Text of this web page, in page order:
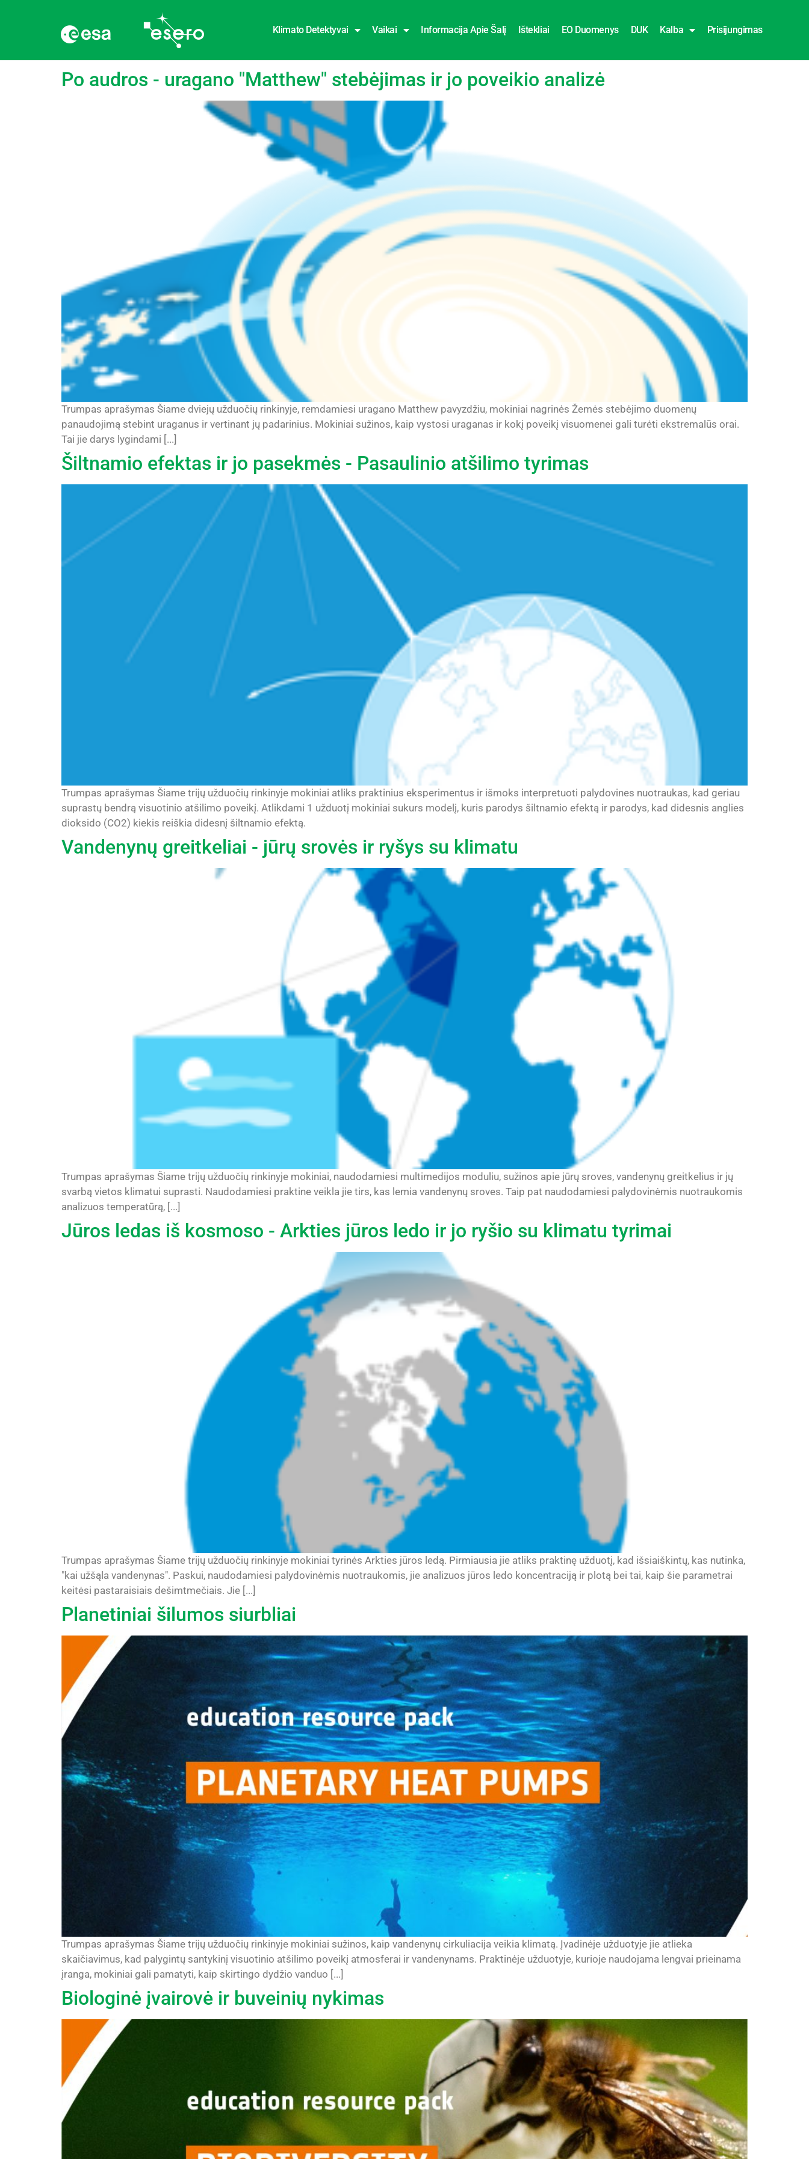
Klimato Detektyvai Vaikai Informacija Apie Šalį Ištekliai EO Duomenys DUK Kalba Prisijungimas
language:Anglų kalba
Po audros - uragano "Matthew" stebėjimas ir jo poveikio analizė
Trumpas aprašymas Šiame dviejų užduočių rinkinyje, remdamiesi uragano Matthew pavyzdžiu, mokiniai nagrinės Žemės stebėjimo duomenų
panaudojimą stebint uraganus ir vertinant jų padarinius. Mokiniai sužinos, kaip vystosi uraganas ir kokį poveikį visuomenei gali turėti ekstremalūs orai.
Tai jie darys lygindami [...]
Šiltnamio efektas ir jo pasekmės - Pasaulinio atšilimo tyrimas
Trumpas aprašymas Šiame trijų užduočių rinkinyje mokiniai atliks praktinius eksperimentus ir išmoks interpretuoti palydovines nuotraukas, kad geriau
suprastų bendrą visuotinio atšilimo poveikį. Atlikdami 1 užduotį mokiniai sukurs modelį, kuris parodys šiltnamio efektą ir parodys, kad didesnis anglies
dioksido (CO2) kiekis reiškia didesnį šiltnamio efektą.
Vandenynų greitkeliai - jūrų srovės ir ryšys su klimatu
Trumpas aprašymas Šiame trijų užduočių rinkinyje mokiniai, naudodamiesi multimedijos moduliu, sužinos apie jūrų sroves, vandenynų greitkelius ir jų
svarbą vietos klimatui suprasti. Naudodamiesi praktine veikla jie tirs, kas lemia vandenynų sroves. Taip pat naudodamiesi palydovinėmis nuotraukomis
analizuos temperatūrą, [...]
Jūros ledas iš kosmoso - Arkties jūros ledo ir jo ryšio su klimatu tyrimai
Trumpas aprašymas Šiame trijų užduočių rinkinyje mokiniai tyrinės Arkties jūros ledą. Pirmiausia jie atliks praktinę užduotį, kad išsiaiškintų, kas nutinka,
"kai užšąla vandenynas". Paskui, naudodamiesi palydovinėmis nuotraukomis, jie analizuos jūros ledo koncentraciją ir plotą bei tai, kaip šie parametrai
keitėsi pastaraisiais dešimtmečiais. Jie [...]
Planetiniai šilumos siurbliai
Trumpas aprašymas Šiame trijų užduočių rinkinyje mokiniai sužinos, kaip vandenynų cirkuliacija veikia klimatą. Įvadinėje užduotyje jie atlieka
skaičiavimus, kad palygintų santykinį visuotinio atšilimo poveikį atmosferai ir vandenynams. Praktinėje užduotyje, kurioje naudojama lengvai prieinama
įranga, mokiniai gali pamatyti, kaip skirtingo dydžio vanduo [...]
Biologinė įvairovė ir buveinių nykimas